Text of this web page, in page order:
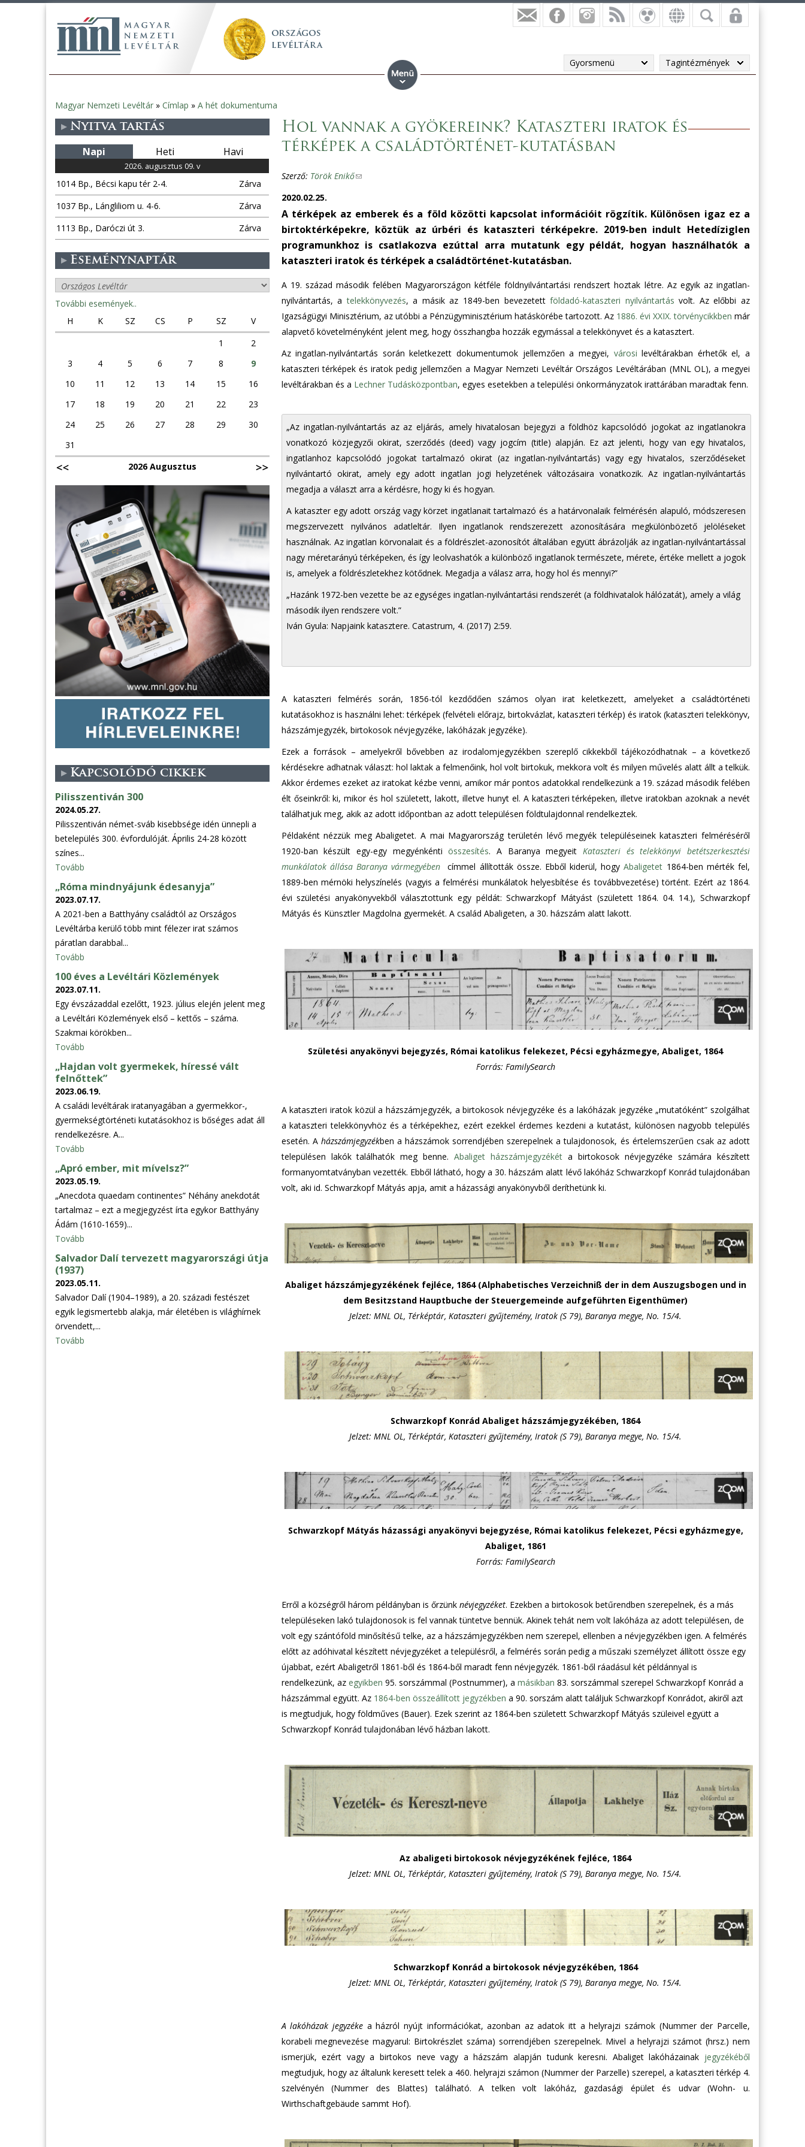
Gyorsmenü Tagintézmények
Jelenlegi
hely
Magyar Nemzeti Levéltár » Címlap » A hét dokumentuma
Hol vannak a gyökereink? Kataszteri iratok és
térképek a családtörténet-kutatásban
Szerző: Török Enikő(
n
k
s
e
d
s
e
-
m
l
2020.02.25.
A térképek az emberek és a föld közötti kapcsolat információit rögzítik. Különösen igaz ez a
birtoktérképekre, köztük az úrbéri és kataszteri térképekre. 2019-ben indult Hetedíziglen
programunkhoz is csatlakozva ezúttal arra mutatunk egy példát, hogyan használhatók a
kataszteri iratok és térképek a családtörténet-kutatásban.
A 19. század második felében Magyarországon kétféle földnyilvántartási rendszert hoztak létre. Az egyik az ingatlan-
nyilvántartás, atelekkönyvezés, a másik az 1849-ben bevezetettföldadó-kataszteri nyilvántartás volt. Az előbbi az
Igazságügyi Minisztérium, az utóbbi a Pénzügyminisztérium hatáskörébe tartozott. Az 1886. évi XXIX. törvénycikkben már
alapvető követelményként jelent meg, hogy összhangba hozzák egymással a telekkönyvet és a katasztert.
Az ingatlan-nyilvántartás során keletkezett dokumentumok jellemzően a megyei, városi levéltárakban érhetők el, a
kataszteri térképek és iratok pedig jellemzően a Magyar Nemzeti Levéltár Országos Levéltárában (MNL OL), a megyei
levéltárakban és a Lechner Tudásközpontban, egyes esetekben a települési önkormányzatok irattárában maradtak fenn.
„Az ingatlan-nyilvántartás az az eljárás, amely hivatalosan bejegyzi a földhöz kapcsolódó jogokat az ingatlanokra
vonatkozó közjegyzői okirat, szerződés (deed) vagy jogcím (title) alapján. Ez azt jelenti, hogy van egy hivatalos,
ingatlanhoz kapcsolódó jogokat tartalmazó okirat (az ingatlan-nyilvántartás) vagy egy hivatalos, szerződéseket
nyilvántartó okirat, amely egy adott ingatlan jogi helyzetének változásaira vonatkozik. Az ingatlan-nyilvántartás
megadja a választ arra a kérdésre, hogy ki és hogyan.
A kataszter egy adott ország vagy körzet ingatlanait tartalmazó és a határvonalaik felmérésén alapuló, módszeresen
megszervezett nyilvános adatleltár. Ilyen ingatlanok rendszerezett azonosítására megkülönbözető jelöléseket
használnak. Az ingatlan körvonalait és a földrészlet-azonosítót általában együtt ábrázolják az ingatlan-nyilvántartással
nagy méretarányú térképeken, és így leolvashatók a különböző ingatlanok természete, mérete, értéke mellett a jogok
is, amelyek a földrészletekhez kötődnek. Megadja a válasz arra, hogy hol és mennyi?”
„Hazánk 1972-ben vezette be az egységes ingatlan-nyilvántartási rendszerét (a földhivatalok hálózatát), amely a világ
második ilyen rendszere volt.”
Iván Gyula: Napjaink katasztere. Catastrum, 4. (2017) 2:59.
A kataszteri felmérés során, 1856-tól kezdődően számos olyan irat keletkezett, amelyeket a családtörténeti
kutatásokhoz is használni lehet: térképek (felvételi előrajz, birtokvázlat, kataszteri térkép) és iratok (kataszteri telekkönyv,
házszámjegyzék, birtokosok névjegyzéke, lakóházak jegyzéke).
Ezek a források – amelyekről bővebben az irodalomjegyzékben szereplő cikkekből tájékozódhatnak – a következő
kérdésekre adhatnak választ: hol laktak a felmenőink, hol volt birtokuk, mekkora volt és milyen művelés alatt állt a telkük.
Akkor érdemes ezeket az iratokat kézbe venni, amikor már pontos adatokkal rendelkezünk a 19. század második felében
élt őseinkről: ki, mikor és hol született, lakott, illetve hunyt el. A kataszteri térképeken, illetve iratokban azoknak a nevét
találhatjuk meg, akik az adott időpontban az adott településen földtulajdonnal rendelkeztek.
Példaként nézzük meg Abaligetet. A mai Magyarország területén lévő megyék településeinek kataszteri felméréséről
1920-ban készült egy-egy megyénkéntiösszesítés. A Baranya megyeit Kataszteri és telekkönyvi betétszerkesztési
munkálatok állása Baranya vármegyében
címmel állították össze. Ebből kiderül, hogyAbaligetet 1864-ben mérték fel,
1889-ben mérnöki helyszínelés (vagyis a felmérési munkálatok helyesbítése és továbbvezetése) történt. Ezért az 1864.
évi születési anyakönyvekből választottunk egy példát: Schwarzkopf Mátyást (született 1864. 04. 14.), Schwarzkopf
Mátyás és Künsztler Magdolna gyermekét. A család Abaligeten, a 30. házszám alatt lakott.
Születési anyakönyvi bejegyzés, Római katolikus felekezet, Pécsi egyházmegye, Abaliget, 1864
Forrás: FamilySearch
A kataszteri iratok közül a házszámjegyzék, a birtokosok névjegyzéke és a lakóházak jegyzéke „mutatóként” szolgálhat
a kataszteri telekkönyvhöz és a térképekhez, ezért ezekkel érdemes kezdeni a kutatást, különösen nagyobb település
esetén. A házszámjegyzékben a házszámok sorrendjében szerepelnek a tulajdonosok, és értelemszerűen csak az adott
településen lakók találhatók meg benne.Abaliget házszámjegyzékét a birtokosok névjegyzéke számára készített
formanyomtatványban vezették. Ebből látható, hogy a 30. házszám alatt lévő lakóház Schwarzkopf Konrád tulajdonában
volt, aki id. Schwarzkopf Mátyás apja, amit a házassági anyakönyvből deríthetünk ki.
Abaliget házszámjegyzékének fejléce, 1864 (Alphabetisches Verzeichniß der in dem Auszugsbogen und in
dem Besitzstand Hauptbuche der Steuergemeinde aufgeführten Eigenthümer)
Jelzet: MNL OL, Térképtár, Kataszteri gyűjtemény, Iratok (S 79), Baranya megye, No. 15/4.
Schwarzkopf Konrád Abaliget házszámjegyzékében, 1864
Jelzet: MNL OL, Térképtár, Kataszteri gyűjtemény, Iratok (S 79), Baranya megye, No. 15/4.
Schwarzkopf Mátyás házassági anyakönyvi bejegyzése, Római katolikus felekezet, Pécsi egyházmegye,
Abaliget, 1861
Forrás: FamilySearch
Erről a községről három példányban is őrzünk névjegyzéket. Ezekben a birtokosok betűrendben szerepelnek, és a más
településeken lakó tulajdonosok is fel vannak tüntetve bennük. Akinek tehát nem volt lakóháza az adott településen, de
volt egy szántóföld minősítésű telke, az a házszámjegyzékben nem szerepel, ellenben a névjegyzékben igen. A felmérés
előtt az adóhivatal készített névjegyzéket a településről, a felmérés során pedig a műszaki személyzet állított össze egy
újabbat, ezért Abaligetről 1861-ből és 1864-ből maradt fenn névjegyzék. 1861-ből ráadásul két példánnyal is
rendelkezünk, az egyikben 95. sorszámmal (Postnummer), a másikban 83. sorszámmal szerepel Schwarzkopf Konrád a
házszámmal együtt. Az 1864-ben összeállított jegyzékben a 90. sorszám alatt találjuk Schwarzkopf Konrádot, akiről azt
is megtudjuk, hogy földműves (Bauer). Ezek szerint az 1864-ben született Schwarzkopf Mátyás szüleivel együtt a
Schwarzkopf Konrád tulajdonában lévő házban lakott.
Az abaligeti birtokosok névjegyzékének fejléce, 1864
Jelzet: MNL OL, Térképtár, Kataszteri gyűjtemény, Iratok (S 79), Baranya megye, No. 15/4.
Schwarzkopf Konrád a birtokosok névjegyzékében, 1864
Jelzet: MNL OL, Térképtár, Kataszteri gyűjtemény, Iratok (S 79), Baranya megye, No. 15/4.
A lakóházak jegyzékea házról nyújt információkat, azonban az adatok itt a helyrajzi számok (Nummer der Parcelle,
korabeli megnevezése magyarul: Birtokrészlet száma) sorrendjében szerepelnek. Mivel a helyrajzi számot (hrsz.) nem
ismerjük, ezért vagy a birtokos neve vagy a házszám alapján tudunk keresni. Abaliget lakóházainak jegyzékéből
megtudjuk, hogy az általunk keresett telek a 460. helyrajzi számon (Nummer der Parzelle) szerepel, a kataszteri térkép 4.
szelvényén (Nummer des Blattes) található. A telken volt lakóház, gazdasági épület és udvar (Wohn- u.
Wirthschaftgebäude sammt Hof).
Nyitva tartás
Napi Heti Havi
2026. augusztus 09. v
1014 Bp., Bécsi kapu tér 2-4.
Zárva
1037 Bp., Lángliliom u. 4-6.
Zárva
1113 Bp., Daróczi út 3.
Zárva
Eseménynaptár
További események..
H
K SZ CS P SZ
V
1
2
3
4 5 6 7 8
9
10
11 12 13 14 15
16
17
18 19 20 21 22
23
24
25 26 27 28 29
30
31
2026 Augusztus
Kapcsolódó cikkek
Pilisszentiván 300
2024.05.27.
Pilisszentiván német-sváb kisebbsége idén ünnepli a
betelepülés 300. évfordulóját. Április 24-28 között
színes...
Tovább
„Róma mindnyájunk édesanyja”
2023.07.17.
A 2021-ben a Batthyány családtól az Országos
Levéltárba kerülő több mint félezer irat számos
páratlan darabbal...
Tovább
100 éves a Levéltári Közlemények
2023.07.11.
Egy évszázaddal ezelőtt, 1923. július elején jelent meg
a Levéltári Közlemények első – kettős – száma.
Szakmai körökben...
Tovább
„Hajdan volt gyermekek, híressé vált
felnőttek”
2023.06.19.
A családi levéltárak iratanyagában a gyermekkor-,
gyermekségtörténeti kutatásokhoz is bőséges adat áll
rendelkezésre. A...
Tovább
„Apró ember, mit mívelsz?”
2023.05.19.
„Anecdota quaedam continentes” Néhány anekdotát
tartalmaz – ezt a megjegyzést írta egykor Batthyány
Ádám (1610-1659)...
Tovább
Salvador Dalí tervezett magyarországi útja
(1937)
2023.05.11.
Salvador Dalí (1904–1989), a 20. századi festészet
egyik legismertebb alakja, már életében is világhírnek
örvendett,...
Tovább